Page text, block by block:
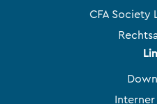
CFA Society